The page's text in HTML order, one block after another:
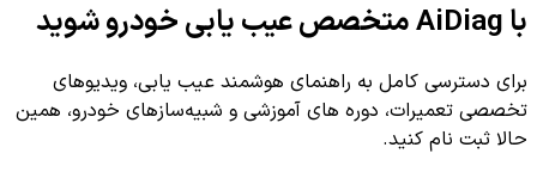
با AiDiag متخصص عیب یابی خودرو شوید
برای دسترسی کامل به راهنمای هوشمند عیب یابی، ویدیوهای
تخصصی تعمیرات، دوره های آموزشی و شبیه‌سازهای خودرو، همین
حالا ثبت نام کنید.